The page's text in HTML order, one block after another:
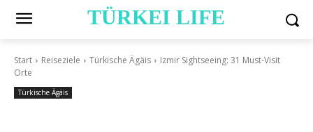
TÜRKEI LIFE
Start Reiseziele Türkische Ägäis
Izmir Sightseeing: 31 Must-Visit
Orte
Türkische Ägäis